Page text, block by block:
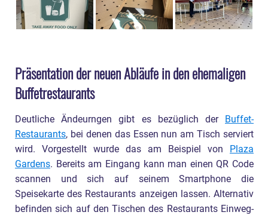
Präsentation der neuen Abläufe in den ehemaligen
Buffetrestaurants
Deutliche Ändeurngen gibt es bezüglich der
Buffet-
Restaurants, bei denen das Essen nun am Tisch serviert
wird. Vorgestellt wurde das am Beispiel von
Plaza
Gardens. Bereits am Eingang kann man einen QR Code
scannen und sich auf seinem Smartphone die
Speisekarte des Restaurants anzeigen lassen. Alternativ
befinden sich auf den Tischen des Restaurants Einweg-